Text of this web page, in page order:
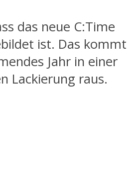
das neue C:Time
ist. Das kommt
Jahr in einer
Lackierung raus.